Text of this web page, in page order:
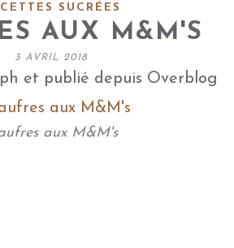
SUCRÉES
AUX M&M'S
3 AVRIL 2018
et publié depuis Overblog
aux M&M's